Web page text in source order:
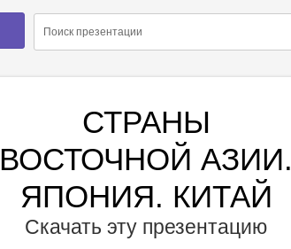
СТРАНЫ
ВОСТОЧНОЙ АЗИИ.
ЯПОНИЯ. КИТАЙ
Скачать эту презентацию